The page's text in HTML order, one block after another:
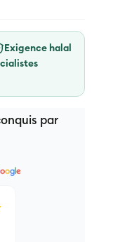
Exigence halal
par